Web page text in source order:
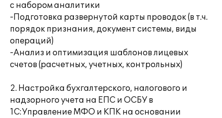
с набором аналитики
-Подготовка развернутой карты проводок (в т.ч.
порядок признания, документ системы, виды
операций)
-Анализ и оптимизация шаблонов лицевых
счетов (расчетных, учетных, контрольных)
2. Настройка бухгалтерского, налогового и
надзорного учета на ЕПС и ОСБУ в
1С:Управление МФО и КПК на основании